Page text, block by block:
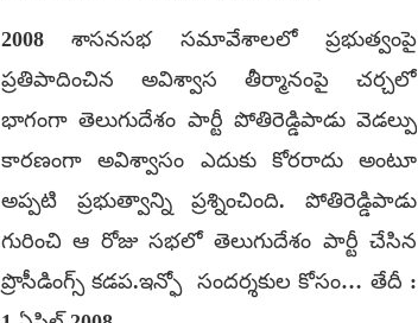
2008 శాసనసభ సమావేశాలలో ప్రభుత్వంపై
ప్రతిపాదించిన అవిశ్వాస తీర్మానంపై చర్చలో
భాగంగా తెలుగుదేశం పార్టీ పోతిరెడ్డిపాడు వెడల్పు
కారణంగా అవిశ్వాసం ఎదుకు కోరరాదు అంటూ
అప్పటి ప్రభుత్వాన్ని ప్రశ్నించింది. పోతిరెడ్డిపాడు
గురించి ఆ రోజు సభలో తెలుగుదేశం పార్టీ చేసిన
ప్రొసీడింగ్స్ కడప.ఇన్ఫో సందర్శకుల కోసం… తేదీ :